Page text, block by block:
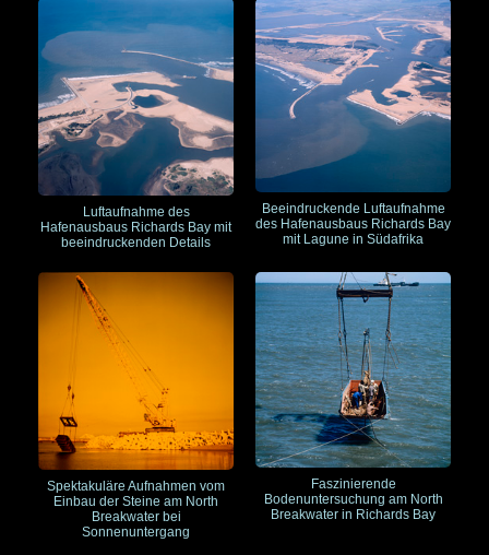
Luftaufnahme des
Hafenausbaus Richards Bay mit
beeindruckenden Details
Beeindruckende Luftaufnahme
des Hafenausbaus Richards Bay
mit Lagune in Südafrika
Spektakuläre Aufnahmen vom
Einbau der Steine am North
Breakwater bei
Sonnenuntergang
Faszinierende
Bodenuntersuchung am North
Breakwater in Richards Bay